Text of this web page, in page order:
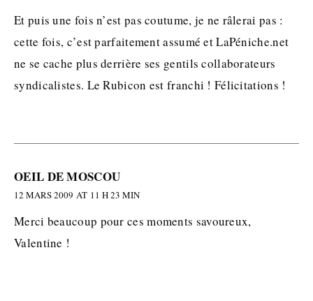
Et puis une fois n’est pas coutume, je ne râlerai pas :
cette fois, c’est parfaitement assumé et LaPéniche.net
ne se cache plus derrière ses gentils collaborateurs
syndicalistes. Le Rubicon est franchi ! Félicitations !
OEIL DE MOSCOU
12 MARS 2009 AT 11 H 23 MIN
Merci beaucoup pour ces moments savoureux,
Valentine !